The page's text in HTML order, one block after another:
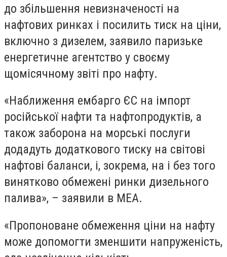
до збільшення невизначеності на
нафтових ринках і посилить тиск на ціни,
включно з дизелем, заявило паризьке
енергетичне агентство у своєму
щомісячному звіті про нафту.
«Наближення ембарго ЄС на імпорт
російської нафти та нафтопродуктів, а
також заборона на морські послуги
додадуть додаткового тиску на світові
нафтові баланси, і, зокрема, на і без того
винятково обмежені ринки дизельного
палива», – заявили в МЕА.
«Пропоноване обмеження ціни на нафту
може допомогти зменшити напруженість,